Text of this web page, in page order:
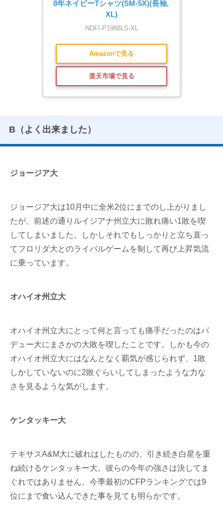
8年ネイビーTシャツ(SM-5X)(長袖,
XL)
NDFI-P1988LS-XL
Amazonで見る
楽天市場で見る
B（よく出来ました）
ジョージア大
ジョージア大は10月中に全米2位にまでのし上がりまし
たが、前述の通りルイジアナ州立大に敗れ痛い1敗を喫
してしまいました。しかしそれでもしっかりと立ち直っ
てフロリダ大とのライバルゲームを制して再び上昇気流
に乗っています。
オハイオ州立大
オハイオ州立大にとって何と言っても痛手だったのはパ
デュー大にまさかの大敗を喫したことです。しかも今の
オハイオ州立大にはなんとなく覇気が感じられず、1敗
しかしていないのに2敗ぐらいしてしまったような力な
さを見るような気がします。
ケンタッキー大
テキサスA&M大に破れはしたものの、引き続き白星を重
ね続けるケンタッキー大。彼らの今年の強さは決してま
ぐれではありません。今季最初のCFPランキングでは9
位にまで食い込んできた事を見ても明らかです。